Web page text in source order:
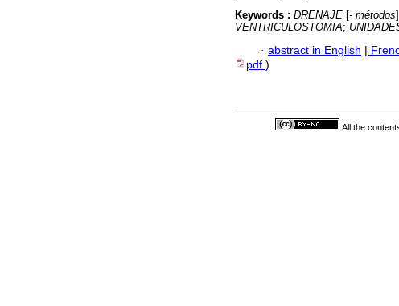
Keywords : DRENAJE [- métodos
VENTRICULOSTOMIA;
· abstract in English |
pdf )
All the